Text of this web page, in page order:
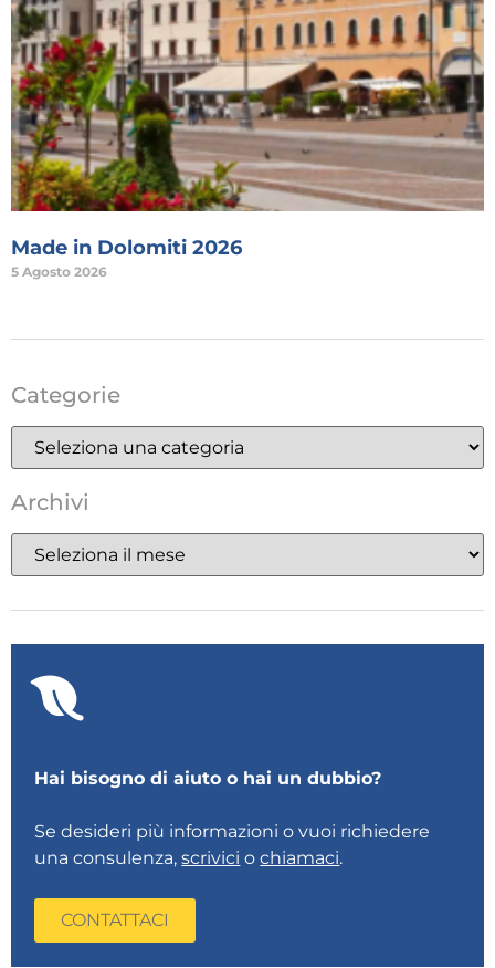
Made in Dolomiti 2026
5 Agosto 2026
Categorie
Archivi
Hai bisogno di aiuto o hai un dubbio?
Se desideri più informazioni o vuoi richiedere
una consulenza,scrivici ochiamaci.
CONTATTACI